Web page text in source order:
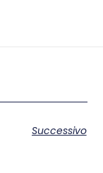
Successivo